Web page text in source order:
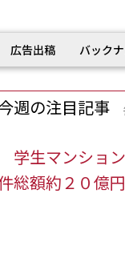
広告出稿 バック
週の注目記事
生マンショ
総額約２０億